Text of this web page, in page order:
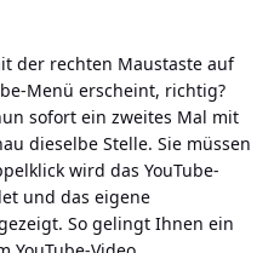
der rechten Maustaste auf
Menü erscheint, richtig?
sofort ein zweites Mal mit
dieselbe Stelle. Sie müssen
wird das YouTube-
und das eigene
So gelingt Ihnen ein